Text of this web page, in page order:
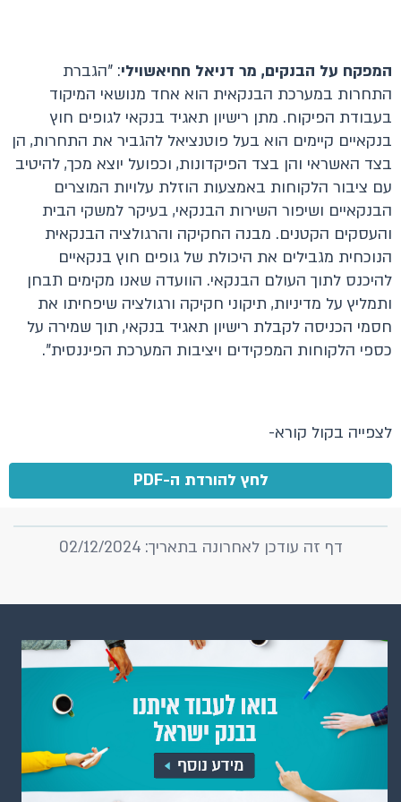
המפקח על הבנקים, מר דניאל חחיאשוילי: "הגברת
התחרות במערכת הבנקאית הוא אחד מנושאי המיקוד
בעבודת הפיקוח. מתן רישיון תאגיד בנקאי לגופים חוץ
בנקאיים קיימים הוא בעל פוטנציאל להגביר את התחרות, הן
בצד האשראי והן בצד הפיקדונות, וכפועל יוצא מכך, להיטיב
עם ציבור הלקוחות באמצעות הוזלת עלויות המוצרים
הבנקאיים ושיפור השירות הבנקאי, בעיקר למשקי הבית
והעסקים הקטנים. מבנה החקיקה והרגולציה הבנקאית
הנוכחית מגבילים את היכולת של גופים חוץ בנקאיים
להיכנס לתוך העולם הבנקאי. הוועדה שאנו מקימים תבחן
ותמליץ על מדיניות, תיקוני חקיקה ורגולציה שיפחיתו את
חסמי הכניסה לקבלת רישיון תאגיד בנקאי, תוך שמירה על
כספי הלקוחות המפקידים ויציבות המערכת הפיננסית".
לצפייה בקול קורא-
לחץ להורדת ה-PDF
דף זה עודכן לאחרונה בתאריך: 02/12/2024